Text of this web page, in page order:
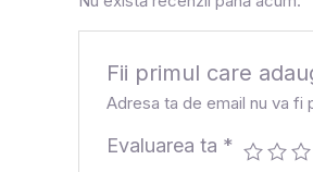
Fii primul care
Adresa ta de email nu va fi
Evaluarea ta *